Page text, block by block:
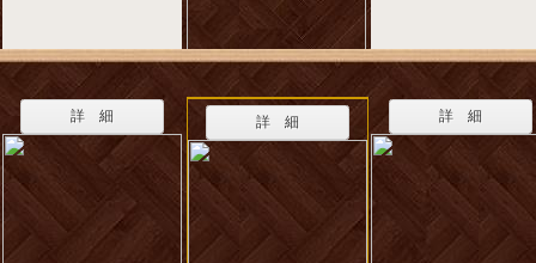
詳 細 詳 細 詳 細